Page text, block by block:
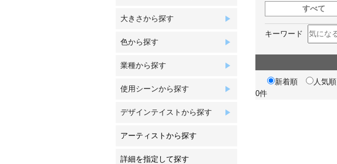
大きさから探す
色から探す
業種から探す
使用シーンから探す
デザインテイストから探す
アーティストから探す
詳細を指定して探す
すべて
キーワード
新着順
人気順
0件